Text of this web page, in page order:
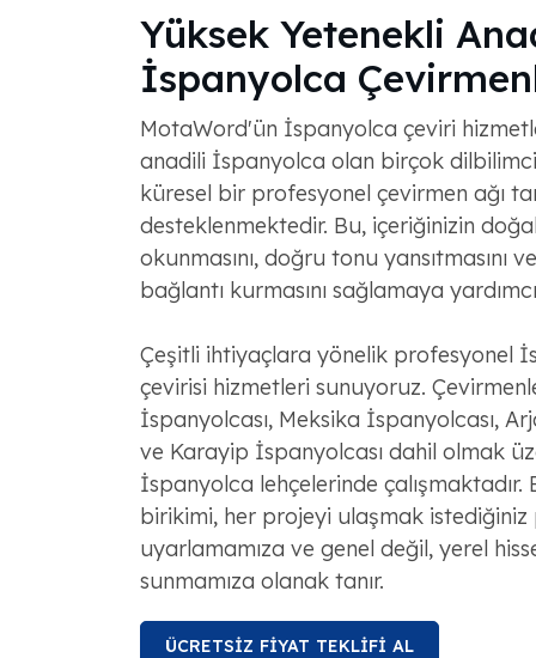
Yüksek Yetenekli
İspanyolca
MotaWord'ün İspanyolca çeviri
anadili İspanyolca olan birçok
küresel bir profesyonel çevirmen ağı
desteklenmektedir. Bu, içeriğinizin
okunmasını, doğru tonu yansıtmasını
bağlantı kurmasını sağlamaya
Çeşitli ihtiyaçlara yönelik profesyonel
çevirisi hizmetleri sunuyoruz.
İspanyolcası, Meksika İspanyolcası,
ve Karayip İspanyolcası dahil olmak
İspanyolca lehçelerinde çalışmaktadır.
birikimi, her projeyi ulaşmak
uyarlamamıza ve genel değil, yerel
sunmamıza olanak tanır.
ÜCRETSİZ FİYAT TEKLİFİ AL